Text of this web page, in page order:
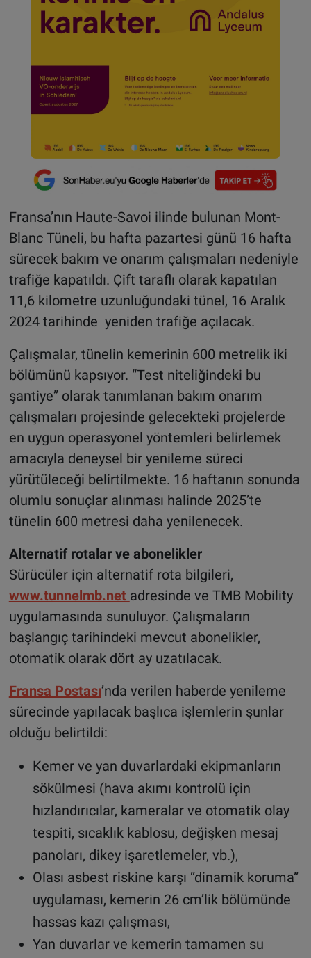
Fransa’nın Haute-Savoi ilinde bulunan Mont-
Blanc Tüneli, bu hafta pazartesi günü 16 hafta
sürecek bakım ve onarım çalışmaları nedeniyle
trafiğe kapatıldı. Çift taraflı olarak kapatılan
11,6 kilometre uzunluğundaki tünel, 16 Aralık
2024 tarihinde yeniden trafiğe açılacak.
Çalışmalar, tünelin kemerinin 600 metrelik iki
bölümünü kapsıyor. “Test niteliğindeki bu
şantiye” olarak tanımlanan bakım onarım
çalışmaları projesinde gelecekteki projelerde
en uygun operasyonel yöntemleri belirlemek
amacıyla deneysel bir yenileme süreci
yürütüleceği belirtilmekte. 16 haftanın sonunda
olumlu sonuçlar alınması halinde 2025’te
tünelin 600 metresi daha yenilenecek.
Alternatif rotalar ve abonelikler
Sürücüler için alternatif rota bilgileri,
www.tunnelmb.net adresinde ve TMB Mobility
uygulamasında sunuluyor. Çalışmaların
başlangıç tarihindeki mevcut abonelikler,
otomatik olarak dört ay uzatılacak.
Fransa Postası’nda verilen haberde yenileme
sürecinde yapılacak başlıca işlemlerin şunlar
olduğu belirtildi:
Kemer ve yan duvarlardaki ekipmanların
sökülmesi (hava akımı kontrolü için
hızlandırıcılar, kameralar ve otomatik olay
tespiti, sıcaklık kablosu, değişken mesaj
panoları, dikey işaretlemeler, vb.),
Olası asbest riskine karşı “dinamik koruma”
uygulaması, kemerin 26 cm’lik bölümünde
hassas kazı çalışması,
Yan duvarlar ve kemerin tamamen su